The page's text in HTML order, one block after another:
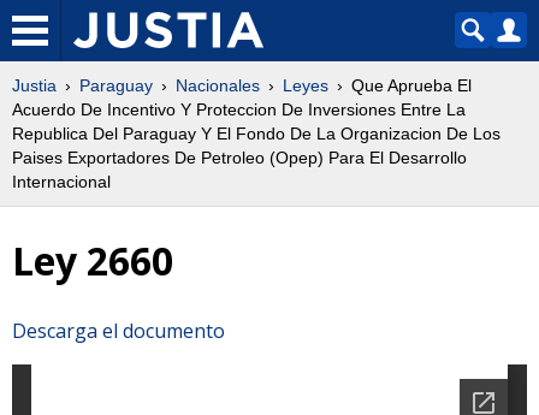
Justia Paraguay Nacionales Leyes
Que Aprueba El
Acuerdo De Incentivo Y Proteccion De Inversiones Entre La
Republica Del Paraguay Y El Fondo De La Organizacion De Los
Paises Exportadores De Petroleo (Opep) Para El Desarrollo
Internacional
Ley 2660
Descarga el documento